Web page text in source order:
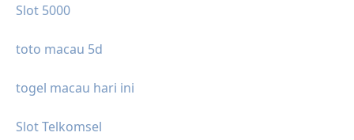
Slot 5000
toto macau 5d
togel macau hari ini
Slot Telkomsel